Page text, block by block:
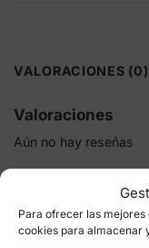
Para ofrecer las
cookies para almacenar
VALORACIONES (0)
Valoraciones
Aún no hay reseñas
microácaro y araña
Tu dirección de
campos obligatorios